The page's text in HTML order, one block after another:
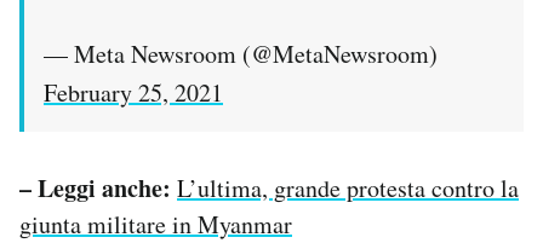
— Meta Newsroom (@MetaNewsroom)
February 25, 2021
– Leggi anche: L’ultima, grande protesta contro la
giunta militare in Myanmar